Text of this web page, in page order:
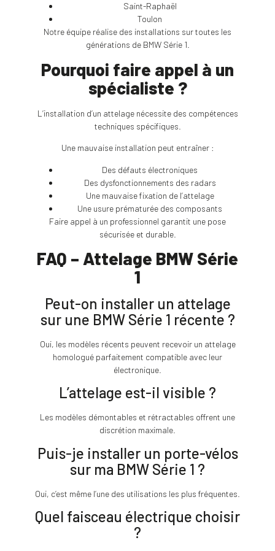
Saint-Raphaël
Toulon
Notre équipe réalise des installations sur toutes les
générations de BMW Série 1.
Pourquoi faire appel à un
spécialiste ?
L’installation d’un attelage nécessite des compétences
techniques spécifiques.
Une mauvaise installation peut entraîner :
Des défauts électroniques
Des dysfonctionnements des radars
Une mauvaise fixation de l’attelage
Une usure prématurée des composants
Faire appel à un professionnel garantit une pose
sécurisée et durable.
FAQ – Attelage BMW Série
1
Peut-on installer un attelage
sur une BMW Série 1 récente ?
Oui, les modèles récents peuvent recevoir un attelage
homologué parfaitement compatible avec leur
électronique.
L’attelage est-il visible ?
Les modèles démontables et rétractables offrent une
discrétion maximale.
Puis-je installer un porte-vélos
sur ma BMW Série 1 ?
Oui, c’est même l’une des utilisations les plus fréquentes.
Quel faisceau électrique choisir
?